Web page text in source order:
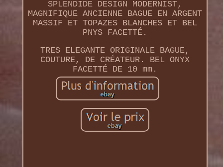
SPLENDIDE DESIGN MODERNIST,
MAGNIFIQUE ANCIENNE BAGUE EN ARGENT
MASSIF ET TOPAZES BLANCHES ET BEL
PNYS FACETTÉ.
TRES ELEGANTE ORIGINALE BAGUE,
COUTURE, DE CRÉATEUR. BEL ONYX
FACETTÉ DE 10 mm.